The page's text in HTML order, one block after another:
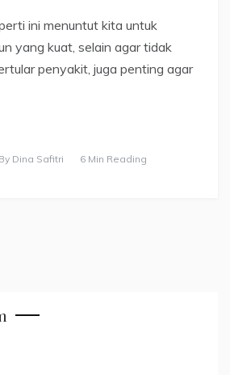
ini menuntut kita untuk
yang kuat, selain agar tidak
penyakit, juga penting agar
By Dina Safitri 6 Min Reading